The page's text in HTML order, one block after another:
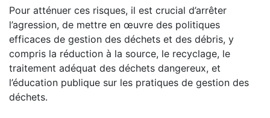
Pour atténuer ces risques, il est crucial d’arrêter
l’agression, de mettre en œuvre des politiques
efficaces de gestion des déchets et des débris, y
compris la réduction à la source, le recyclage, le
traitement adéquat des déchets dangereux, et
l’éducation publique sur les pratiques de gestion des
déchets.